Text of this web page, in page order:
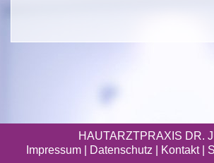
HAUTARZTPRAXIS DR.
Impressum
Datenschutz | Kontakt |